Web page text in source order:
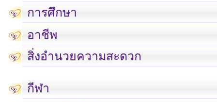
การศึกษา
อาชีพ
สิ่งอำนวยความสะดวก
กีฬา